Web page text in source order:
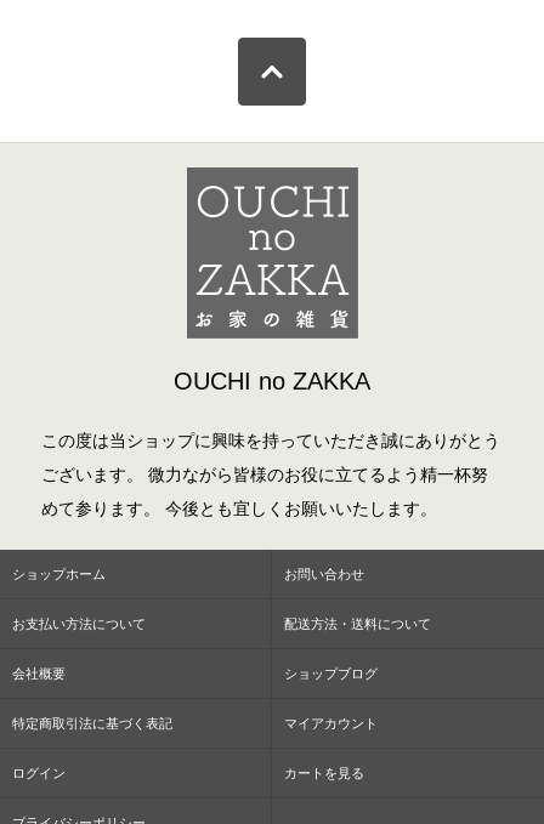
OUCHI no ZAKKA
この度は当ショップに興味を持っていただき誠にありがとう
ございます。 微力ながら皆様のお役に立てるよう精一杯努
めて参ります。 今後とも宜しくお願いいたします。
ショップホーム お問い合わせ
お支払い方法について 配送方法・送料について
会社概要 ショップブログ
特定商取引法に基づく表記 マイアカウント
ログイン カートを見る